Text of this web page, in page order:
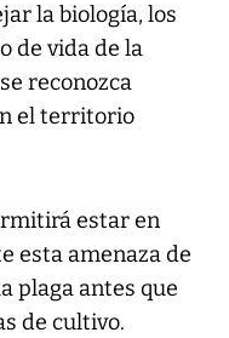
la biología, los
de vida de la
reconozca
el territorio
estar en
esta amenaza de
plaga antes que
de cultivo.